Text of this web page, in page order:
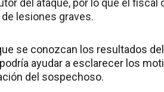
lesiones graves.
se conozcan los resultados
ayudar a esclarecer los
del sospechoso.